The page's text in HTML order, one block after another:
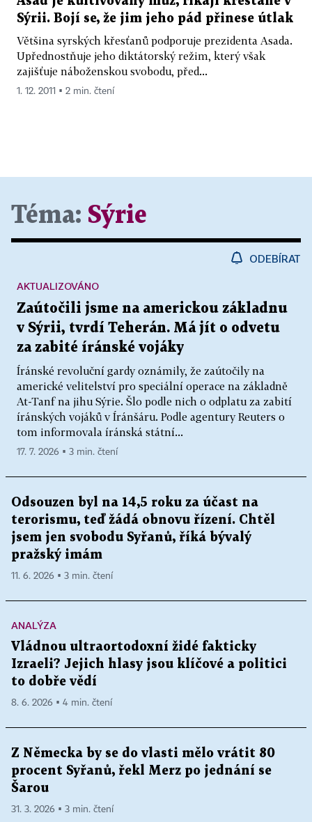
Sýrii. Bojí se, že jim jeho pád přinese útlak
Většina syrských křesťanů podporuje prezidenta Asada.
Upřednostňuje jeho diktátorský režim, který však
zajišťuje náboženskou svobodu, před...
1. 12. 2011 ▪ 2 min. čtení
Téma: Sýrie
ODEBÍRAT
Zaútočili jsme na americkou základnu
v Sýrii, tvrdí Teherán. Má jít o odvetu
za zabité íránské vojáky
Íránské revoluční gardy oznámily, že zaútočily na
americké velitelství pro speciální operace na základně
At-Tanf na jihu Sýrie. Šlo podle nich o odplatu za zabití
íránských vojáků v Íránšáru. Podle agentury Reuters o
tom informovala íránská státní...
AKTUALIZOVÁNO
17. 7. 2026 ▪ 3 min. čtení
Odsouzen byl na 14,5 roku za účast na
terorismu, teď žádá obnovu řízení. Chtěl
jsem jen svobodu Syřanů, říká bývalý
pražský imám
11. 6. 2026 ▪ 3 min. čtení
ANALÝZA
Vládnou ultraortodoxní židé fakticky
Izraeli? Jejich hlasy jsou klíčové a politici
to dobře vědí
8. 6. 2026 ▪ 4 min. čtení
Z Německa by se do vlasti mělo vrátit 80
procent Syřanů, řekl Merz po jednání se
Šarou
31. 3. 2026 ▪ 3 min. čtení